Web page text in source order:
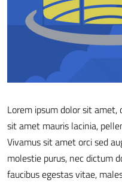
Lorem ipsum dolor sit
sit amet mauris lacinia,
Vivamus sit amet orci sed
molestie purus, nec dictum
faucibus egestas vitae,